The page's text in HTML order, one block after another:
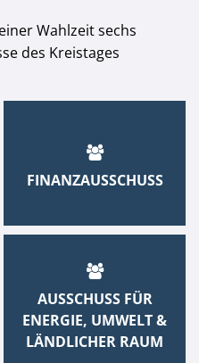
Wahlzeit sechs
des Kreistages
FINANZAUSSCHUSS
AUSSCHUSS FÜR
ENERGIE, UMWELT &
LÄNDLICHER RAUM